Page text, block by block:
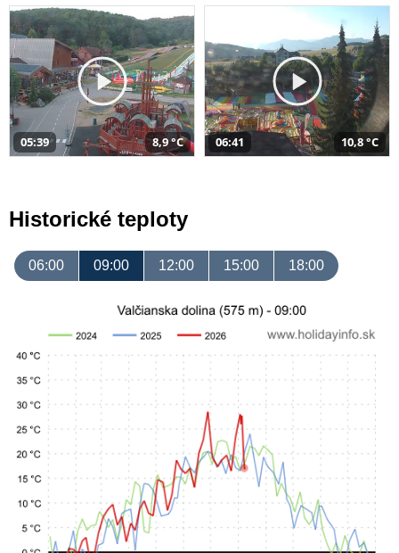
05:39 8,9 °C 06:41 10,8 °C
Historické teploty
06:00 09:00 12:00 15:00 18:00